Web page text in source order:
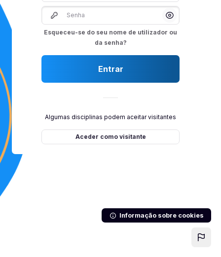
Senha
Mostrar/Ocultar
Esqueceu-se do seu nome de utilizador ou
da senha?
Entrar
Algumas disciplinas podem aceitar visitantes
Aceder como visitante
Informação sobre cookies